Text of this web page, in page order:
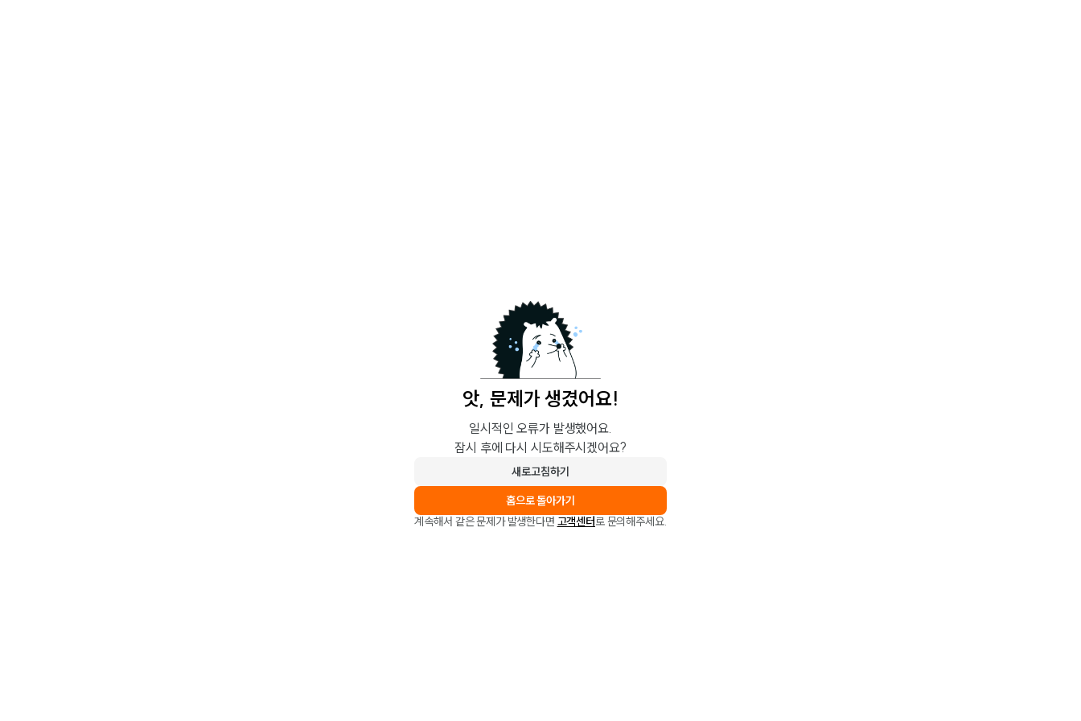
앗, 문제가 생겼어요!
일시적인 오류가 발생했어요.
잠시 후에 다시 시도해주시겠어요?
새로고침하기
홈으로 돌아가기
계속해서 같은 문제가 발생한다면 고객센터로 문의해주세요.